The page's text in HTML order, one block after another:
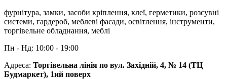
фурнітура, замки, засоби кріплення, клеї, герметики, розсувні
системи, гардероб, меблеві фасади, освітлення, інструменти,
торгівельне обладнання, меблі
Пн - Нд: 10:00 - 19:00
Адреса: Торгівельна лінія по вул. Західній, 4, № 14 (ТЦ
Будмаркет), 1ий поверх